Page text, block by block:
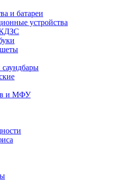
и батареи
устройства
саундбары
и МФУ